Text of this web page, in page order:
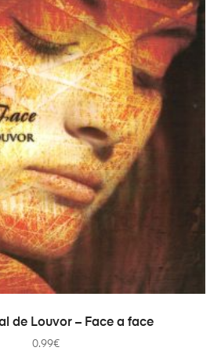
ADICIONAR
de Louvor – Face a face
0.99€